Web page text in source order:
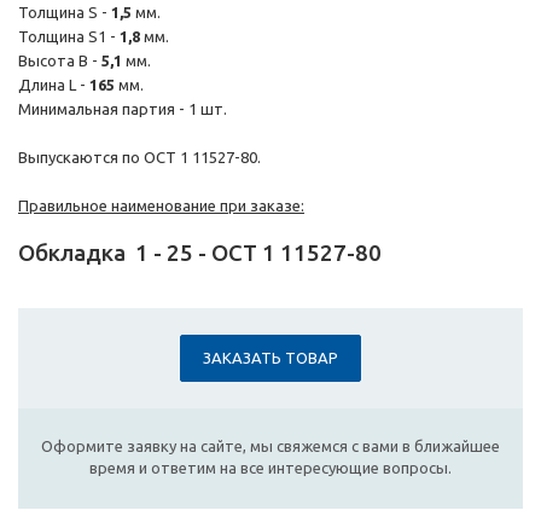
Толщина S - 1,5 мм.
Толщина S1 - 1,8 мм.
Высота B - 5,1 мм.
Длина L - 165 мм.
Минимальная партия - 1 шт.
Выпускаются по ОСТ 1 11527-80.
Правильное наименование при заказе:
Обкладка 1 - 25 - ОСТ 1 11527-80
ЗАКАЗАТЬ ТОВАР
Оформите заявку на сайте, мы свяжемся с вами в ближайшее
время и ответим на все интересующие вопросы.